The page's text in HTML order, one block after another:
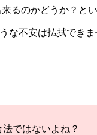
るのかどうか？と
な不安は払拭できま
ではないよね？